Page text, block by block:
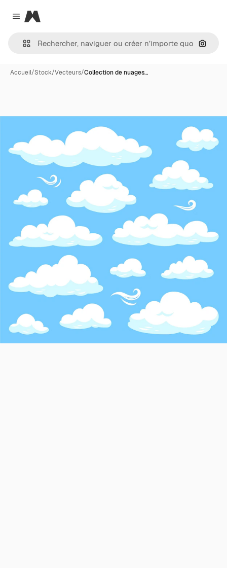
Close menu
Magnific
Accueil/Stock/Vecteurs/Collection de nuages…